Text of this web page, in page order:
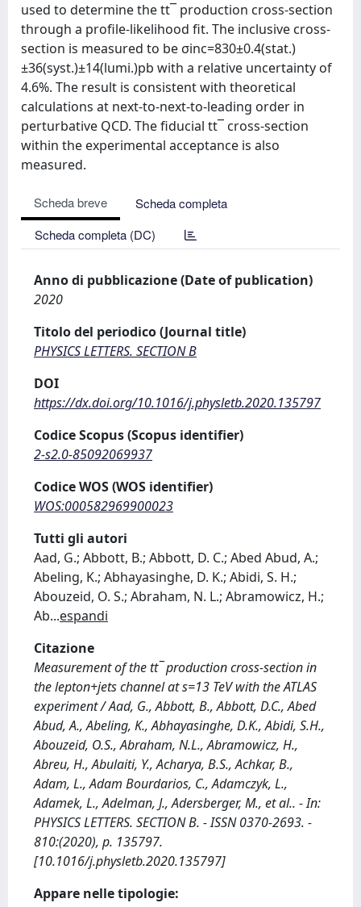
used to determine the tt¯ production cross-section
through a profile-likelihood fit. The inclusive cross-
section is measured to be σinc=830±0.4(stat.)
±36(syst.)±14(lumi.)pb with a relative uncertainty of
4.6%. The result is consistent with theoretical
calculations at next-to-next-to-leading order in
perturbative QCD. The fiducial tt¯ cross-section
within the experimental acceptance is also
measured.
Scheda breve
Scheda completa
Scheda completa (DC)
Anno di pubblicazione (Date of publication)
2020
Titolo del periodico (Journal title)
PHYSICS LETTERS. SECTION B
DOI
https://dx.doi.org/10.1016/j.physletb.2020.135797
Codice Scopus (Scopus identifier)
2-s2.0-85092069937
Codice WOS (WOS identifier)
WOS:000582969900023
Tutti gli autori
Aad, G.; Abbott, B.; Abbott, D. C.; Abed Abud, A.;
Abeling, K.; Abhayasinghe, D. K.; Abidi, S. H.;
Abouzeid, O. S.; Abraham, N. L.; Abramowicz, H.;
Ab...espandi
Citazione
Measurement of the tt¯ production cross-section in
the lepton+jets channel at s=13 TeV with the ATLAS
experiment / Aad, G., Abbott, B., Abbott, D.C., Abed
Abud, A., Abeling, K., Abhayasinghe, D.K., Abidi, S.H.,
Abouzeid, O.S., Abraham, N.L., Abramowicz, H.,
Abreu, H., Abulaiti, Y., Acharya, B.S., Achkar, B.,
Adam, L., Adam Bourdarios, C., Adamczyk, L.,
Adamek, L., Adelman, J., Adersberger, M., et al.. - In:
PHYSICS LETTERS. SECTION B. - ISSN 0370-2693. -
810:(2020), p. 135797.
[10.1016/j.physletb.2020.135797]
Appare nelle tipologie: